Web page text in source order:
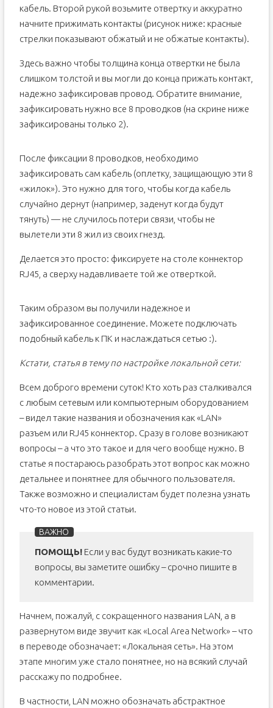
кабель. Второй рукой возьмите отвертку и аккуратно
начните прижимать контакты (рисунок ниже: красные
стрелки показывают обжатый и не обжатые контакты).
Здесь важно чтобы толщина конца отвертки не была
слишком толстой и вы могли до конца прижать контакт,
надежно зафиксировав провод. Обратите внимание,
зафиксировать нужно все 8 проводков (на скрине ниже
зафиксированы только 2).
После фиксации 8 проводков, необходимо
зафиксировать сам кабель (оплетку, защищающую эти 8
«жилок»). Это нужно для того, чтобы когда кабель
случайно дернут (например, заденут когда будут
тянуть) — не случилось потери связи, чтобы не
вылетели эти 8 жил из своих гнезд.
Делается это просто: фиксируете на столе коннектор
RJ45, а сверху надавливаете той же отверткой.
Таким образом вы получили надежное и
зафиксированное соединение. Можете подключать
подобный кабель к ПК и наслаждаться сетью :).
Кстати, статья в тему по настройке локальной сети:
Всем доброго времени суток! Кто хоть раз сталкивался
с любым сетевым или компьютерным оборудованием
– видел такие названия и обозначения как «LAN»
разъем или RJ45 коннектор. Сразу в голове возникают
вопросы – а что это такое и для чего вообще нужно. В
статье я постараюсь разобрать этот вопрос как можно
детальнее и понятнее для обычного пользователя.
Также возможно и специалистам будет полезна узнать
что-то новое из этой статьи.
ПОМОЩЬ!Если у вас будут возникать какие-то
вопросы, вы заметите ошибку – срочно пишите в
комментарии.
Начнем, пожалуй, с сокращенного названия LAN, а в
развернутом виде звучит как «Local Area Network» – что
в переводе обозначает: «Локальная сеть». На этом
этапе многим уже стало понятнее, но на всякий случай
расскажу по подробнее.
В частности, LAN можно обозначать абстрактное